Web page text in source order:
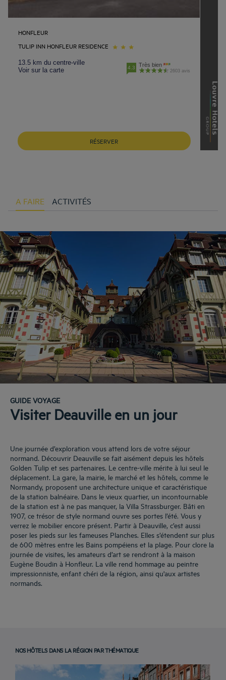
HONFLEUR
TULIP INN HONFLEUR RESIDENCE
13.5 km du centre-ville
Voir sur la carte
4.3 Très bien
2603 avis
RÉSERVER
A FAIRE ACTIVITÉS
GUIDE VOYAGE
Visiter Deauville en un jour
Une journée d’exploration vous attend lors de votre séjour
normand. Découvrir Deauville se fait aisément depuis les hôtels
Golden Tulip et ses partenaires. Le centre-ville mérite à lui seul le
déplacement. La gare, la mairie, le marché et les hôtels, comme le
Normandy, proposent une architecture unique et caractéristique
de la station balnéaire. Dans le vieux quartier, un incontournable
de la station est à ne pas manquer, la Villa Strassburger. Bâti en
1907, ce trésor de style normand ouvre ses portes l’été. Vous y
verrez le mobilier encore présent. Partir à Deauville, c’est aussi
poser les pieds sur les fameuses Planches. Elles s’étendent sur plus
de 600 mètres entre les Bains pompéiens et la plage. Pour clore la
journée de visites, les amateurs d’art se rendront à la maison
Eugène Boudin à Honfleur. La ville rend hommage au peintre
impressionniste, enfant chéri de la région, ainsi qu'aux artistes
normands.
NOS HÔTELS DANS LA RÉGION PAR THÉMATIQUE